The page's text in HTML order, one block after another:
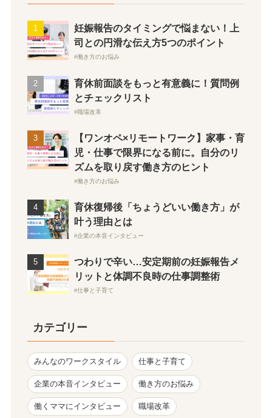
妊娠報告のタイミングで悩まない！上
司との円滑な伝え方5つのポイント
働き方のお悩み
育休前面談をもっと有意義に！質問例
とチェックリスト
職場改革
【ワンオペ×リモートワーク】家事・育
児・仕事で限界になる前に。自分のリ
ズムを取り戻す働き方のヒント
働き方のお悩み
育休復帰後「ちょうどいい働き方」が
叶う理由とは
企業の本音インタビュー
つわりで辛い…安定期前の妊娠報告メ
リットと体調不良時の仕事調整術
仕事と子育て
カテゴリー
みんなのワークスタイル 仕事と子育て
企業の本音インタビュー 働き方のお悩み
働くママにインタビュー 職場改革